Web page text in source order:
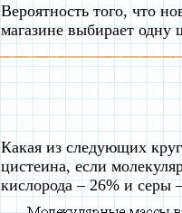
Вероятность того, что
магазине выбирает одну
Какая из следующих
цистеина, если
кислорода – 26% и серы